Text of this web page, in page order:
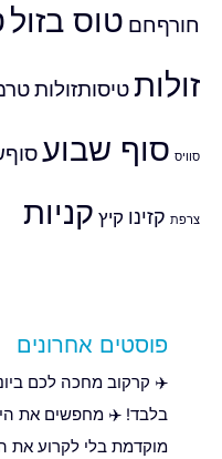
חורףחם טוס בזול
זולותטיסותזולות
סוויס סוף שבוע
צרפת קזינו קיץ קניות
פוסטים אחרונים
בלבד! ✈️ מחפשים את
מוקדמת בלי לקרוע את